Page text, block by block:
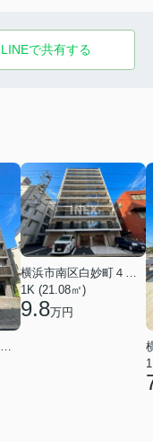
LINEで共有する
横浜市南区永楽町１丁目
1K (21.08㎡)
9.8万円